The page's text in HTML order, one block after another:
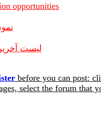
opportunities
لیست
before you can post:
select the forum that